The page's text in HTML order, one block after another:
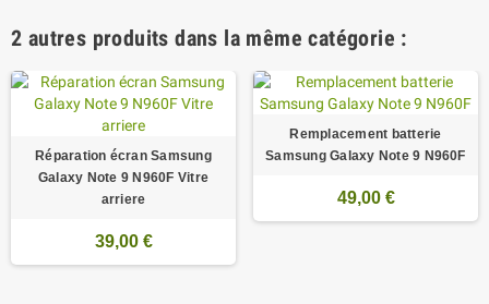
2 autres produits dans la même catégorie :
Réparation écran Samsung
Galaxy Note 9 N960F Vitre
arriere
39,00 €
Remplacement batterie
Samsung Galaxy Note 9 N960F
49,00 €